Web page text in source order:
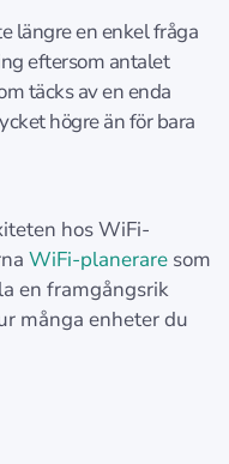
längre en enkel fråga
eftersom antalet
täcks av en enda
högre än för bara
hos WiFi-
WiFi-planerare som
en framgångsrik
många enheter du